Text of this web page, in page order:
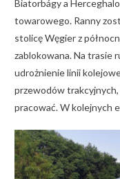
Biatorbágy a
towarowego. Ranny
stolicę Węgier z
zablokowana. Na trasie
udrożnienie linii
przewodów trakcyjnych,
pracować. W kolejnych